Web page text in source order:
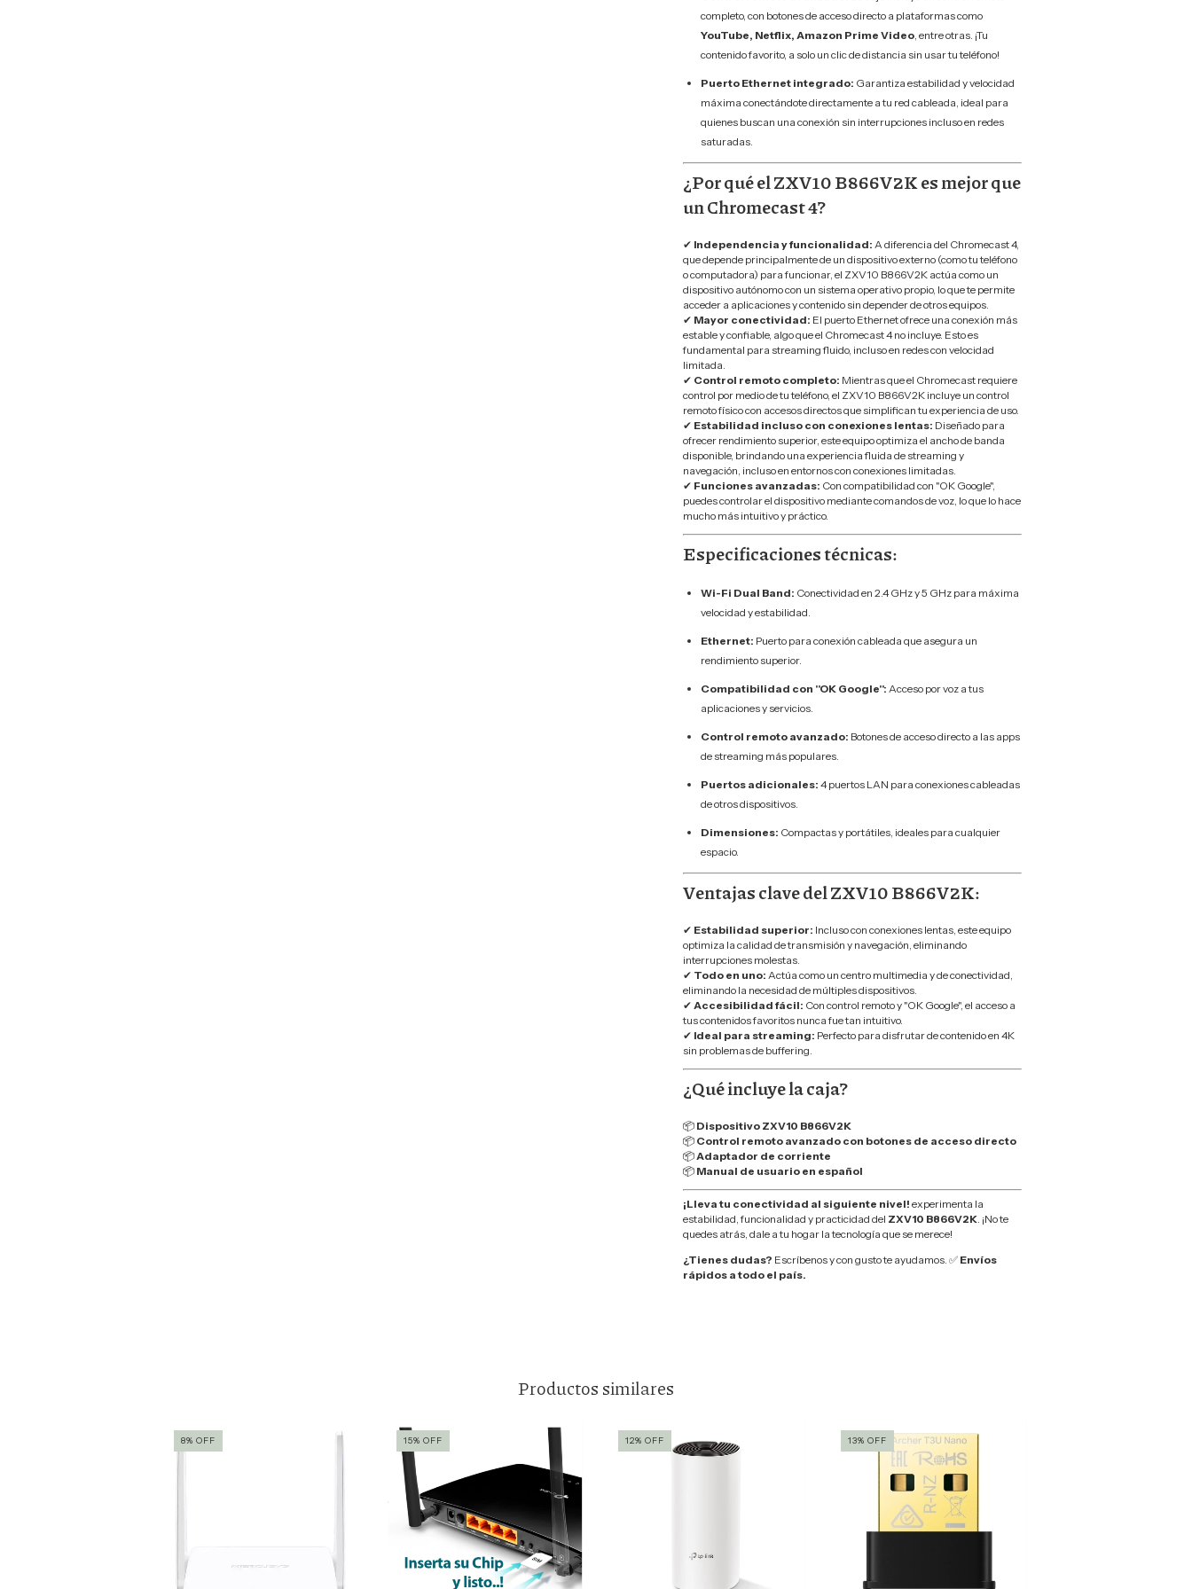
completo, con botones de acceso directo a plataformas como
YouTube, Netflix, Amazon Prime Video, entre otras. ¡Tu
contenido favorito, a solo un clic de distancia sin usar tu teléfono!
Puerto Ethernet integrado: Garantiza estabilidad y velocidad
máxima conectándote directamente a tu red cableada, ideal para
quienes buscan una conexión sin interrupciones incluso en redes
saturadas.
¿Por qué el ZXV10 B866V2K es mejor que
un Chromecast 4?
✔ Independencia y funcionalidad: A diferencia del Chromecast 4,
que depende principalmente de un dispositivo externo (como tu teléfono
o computadora) para funcionar, el ZXV10 B866V2K actúa como un
dispositivo autónomo con un sistema operativo propio, lo que te permite
acceder a aplicaciones y contenido sin depender de otros equipos.
✔ Mayor conectividad: El puerto Ethernet ofrece una conexión más
estable y confiable, algo que el Chromecast 4 no incluye. Esto es
fundamental para streaming fluido, incluso en redes con velocidad
limitada.
✔ Control remoto completo: Mientras que el Chromecast requiere
control por medio de tu teléfono, el ZXV10 B866V2K incluye un control
remoto físico con accesos directos que simplifican tu experiencia de uso.
✔ Estabilidad incluso con conexiones lentas: Diseñado para
ofrecer rendimiento superior, este equipo optimiza el ancho de banda
disponible, brindando una experiencia fluida de streaming y
navegación, incluso en entornos con conexiones limitadas.
✔ Funciones avanzadas: Con compatibilidad con "OK Google",
puedes controlar el dispositivo mediante comandos de voz, lo que lo hace
mucho más intuitivo y práctico.
Especificaciones técnicas:
Wi-Fi Dual Band: Conectividad en 2.4 GHz y 5 GHz para máxima
velocidad y estabilidad.
Ethernet: Puerto para conexión cableada que asegura un
rendimiento superior.
Compatibilidad con "OK Google": Acceso por voz a tus
aplicaciones y servicios.
Control remoto avanzado: Botones de acceso directo a las apps
de streaming más populares.
Puertos adicionales: 4 puertos LAN para conexiones cableadas
de otros dispositivos.
Dimensiones: Compactas y portátiles, ideales para cualquier
espacio.
Ventajas clave del ZXV10 B866V2K:
✔ Estabilidad superior: Incluso con conexiones lentas, este equipo
optimiza la calidad de transmisión y navegación, eliminando
interrupciones molestas.
✔ Todo en uno: Actúa como un centro multimedia y de conectividad,
eliminando la necesidad de múltiples dispositivos.
✔ Accesibilidad fácil: Con control remoto y "OK Google", el acceso a
tus contenidos favoritos nunca fue tan intuitivo.
✔ Ideal para streaming: Perfecto para disfrutar de contenido en 4K
sin problemas de buffering.
¿Qué incluye la caja?
📦 Dispositivo ZXV10 B866V2K
📦 Control remoto avanzado con botones de acceso directo
📦Adaptador de corriente
📦 Manual de usuario en español
¡Lleva tu conectividad al siguiente nivel! experimenta la
estabilidad, funcionalidad y practicidad del ZXV10 B866V2K. ¡No te
quedes atrás, dale a tu hogar la tecnología que se merece!
¿Tienes dudas? Escríbenos y con gusto te ayudamos. ✅ Envíos
rápidos a todo el país.
Productos similares
8% OFF 15% OFF 12% OFF 13% OFF